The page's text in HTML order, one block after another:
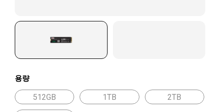
용량
512GB 1TB 2TB